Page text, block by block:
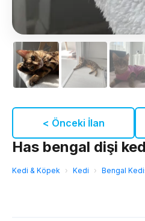
< Önceki İlan
Has bengal dişi
Kedi & Köpek › Kedi › Bengal